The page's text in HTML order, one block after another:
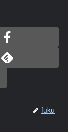
fuku